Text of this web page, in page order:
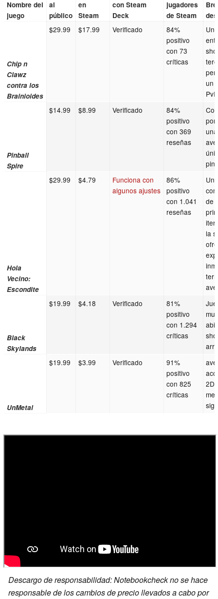
Nombre del
juego
al
público
en
Steam
con Steam
Deck
jugadores
de Steam
Chip n
Clawz
contra los
Brainioides
$29.99 $17.99 Verificado
84%
positivo
con 73
críticas
Un
un
Pinball
Spire
$14.99 $8.99 Verificado
84%
positivo
con 369
reseñas
por
una
Hola
Vecino:
Escondite
$29.99 $4.79
Funciona con
algunos ajustes
86%
positivo
con 1.041
reseñas
de
la
Black
Skylands
$19.99 $4.18 Verificado
81%
positivo
con 1.294
críticas
UnMetal
$19.99 $3.99 Verificado
91%
positivo
con 825
críticas
2D
Descargo de responsabilidad: Notebookcheck no se hace
responsable de los cambios de precio llevados a cabo por